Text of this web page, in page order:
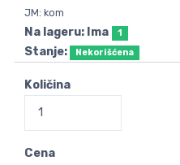
JM: kom
Na lageru: Ima 1
Stanje: Nekorišćena
Količina
Cena